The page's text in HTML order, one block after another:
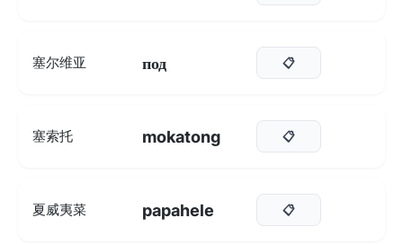
塞尔维亚 под 📋
塞索托 mokatong 📋
夏威夷菜 papahele 📋